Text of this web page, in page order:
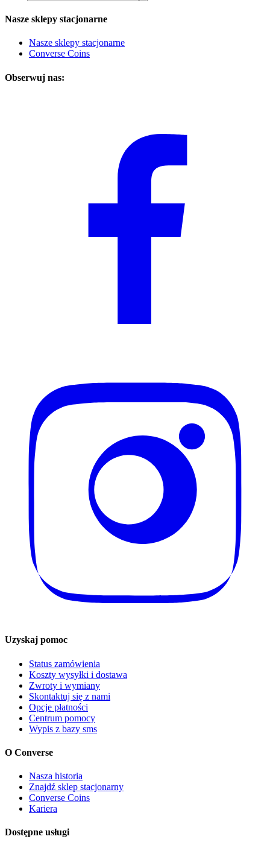
Nasze sklepy stacjonarne
Nasze sklepy stacjonarne
Converse Coins
Obserwuj nas:
Uzyskaj pomoc
Status zamówienia
Koszty wysyłki i dostawa
Zwroty i wymiany
Skontaktuj się z nami
Opcje płatności
Centrum pomocy
Wypis z bazy sms
O Converse
Nasza historia
Znajdź sklep stacjonarny
Converse Coins
Kariera
Dostępne usługi